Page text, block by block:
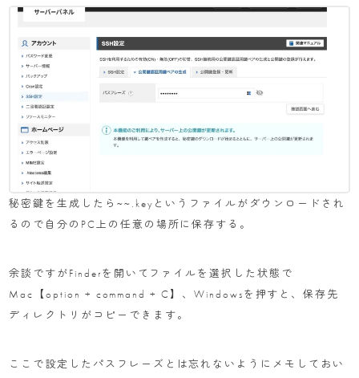
秘密鍵を生成したら~~.keyというファイルがダウンロードされ
るので自分のPC上の任意の場所に保存する。
余談ですがFinderを開いてファイルを選択した状態で
Mac【option + command + C】、Windowsを押すと、保存先
ディレクトリがコピーできます。
ここで設定したパスフレーズとは忘れないようにメモしておい